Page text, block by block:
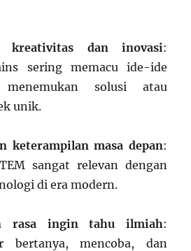
kreativitas dan inovasi:
sering memacu ide-ide
solusi atau
unik.
keterampilan masa depan:
sangat relevan dengan
di era modern.
rasa ingin tahu ilmiah:
bertanya, mencoba, dan